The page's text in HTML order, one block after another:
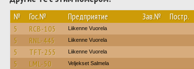
№ Гос.№ Предприятие Зав.№ Постр.
5 RCB-105 Liikenne Vuorela
5 RNL-445 Liikenne Vuorela
5 TFT-255 Liikenne Vuorela
5 LML-50 Veljekset Salmela